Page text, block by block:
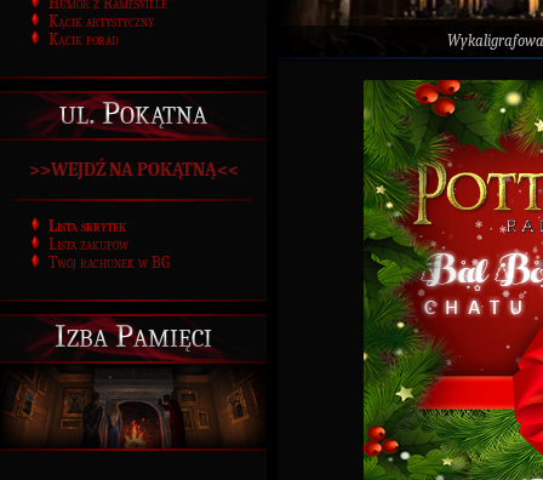
Kącik artystyczny
Kącik porad
ul. Pokątna
>>WEJDŹ NA POKĄTNĄ<<
Lista skrytek
Lista zakupów
Twój rachunek w BG
Izba Pamięci